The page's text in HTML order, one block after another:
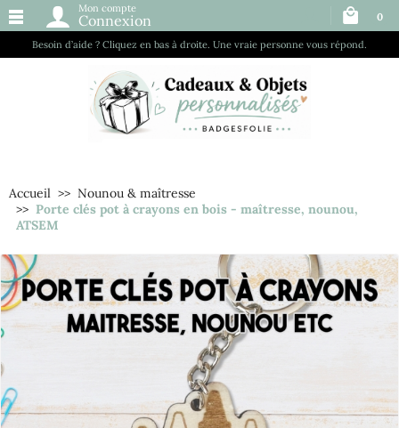
Besoin d’aide ? Cliquez en bas à droite. Une vraie personne vous répond.
Mon compte
Connexion 0
Accueil
Nounou & maîtresse
Porte clés pot à crayons en bois - maîtresse, nounou,
ATSEM